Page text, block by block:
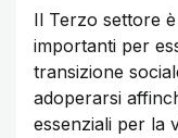
Il Terzo settore
importanti per
transizione
adoperarsi
essenziali per la